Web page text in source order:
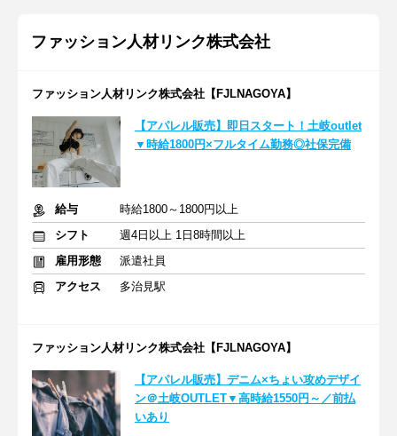
ファッション人材リンク株式会社
ファッション人材リンク株式会社【FJLNAGOYA】
【アパレル販売】即日スタート！土岐outlet
▼時給1800円×フルタイム勤務◎社保完備
給与
時給1800～1800円以上
シフト
週4日以上 1日8時間以上
雇用形態
派遣社員
アクセス
多治見駅
ファッション人材リンク株式会社【FJLNAGOYA】
【アパレル販売】デニム×ちょい攻めデザイ
ン＠土岐OUTLET▼高時給1550円～／前払
いあり